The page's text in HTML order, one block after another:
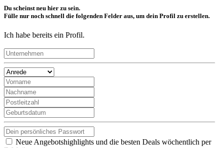
Du scheinst neu hier zu sein.
Fülle nur noch schnell die folgenden Felder aus, um dein Profil zu erstellen.
Ich habe bereits ein Profil.
Neue Angebotshighlights und die besten Deals wöchentlich per